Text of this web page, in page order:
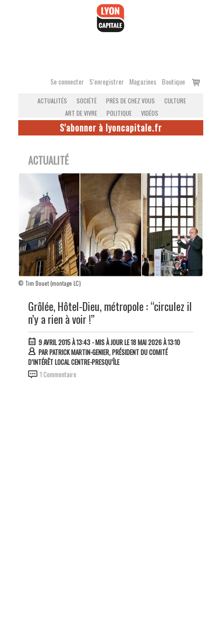
Se connecter S’enregistrer Magazines Boutique
Voir
ACTUALITÉS SOCIÉTÉ PRÈS DE CHEZ VOUS
CULTURE
ART DE VIVRE
POLITIQUE VIDÉOS
S'abonner à lyoncapitale.fr
ACTUALITÉ
© Tim Douet (montage LC)
Grôlée, Hôtel-Dieu, métropole : “circulez il
n’y a rien à voir !”
9 AVRIL 2015 À 13:43- MIS À JOUR LE 18 MAI 2026 À 13:10
PARPATRICK MARTIN-GENIER, PRÉSIDENT DU COMITÉ
D’INTÉRÊT LOCAL CENTRE-PRESQU’ÎLE
1 Commentaire